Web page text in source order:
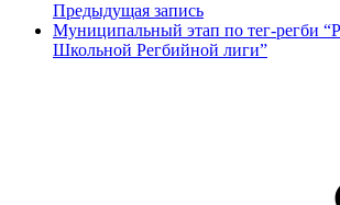
Предыдущая запись
Муниципальный этап по тег-
Школьной Регбийной лиги”